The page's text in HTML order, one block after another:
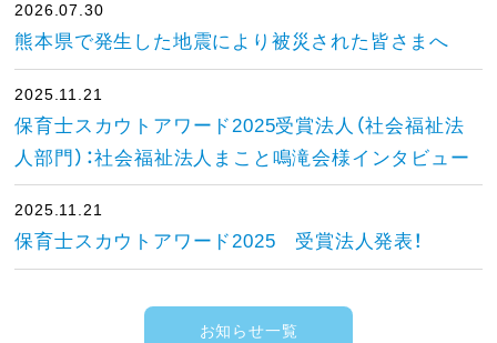
2026.07.30
熊本県で発生した地震により被災された皆さまへ
2025.11.21
保育士スカウトアワード2025受賞法人（社会福祉法
人部門）：社会福祉法人まこと鳴滝会様インタビュー
2025.11.21
保育士スカウトアワード2025 受賞法人発表！
お知らせ一覧